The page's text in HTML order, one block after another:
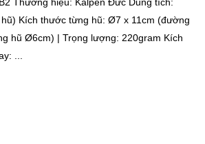
Kích thước từng hũ: Ø7 x 11cm (đường
hũ Ø6cm) | Trọng lượng: 220gram Kích
...